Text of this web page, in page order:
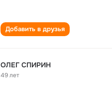
Добавить в друзья
ОЛЕГ СПИРИН
49 лет